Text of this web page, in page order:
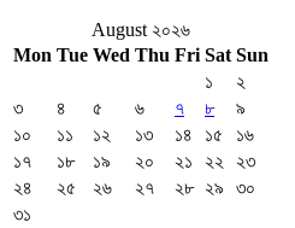
August ২০২৬
Mon Tue Wed Thu Fri Sat Sun
১
২
৩
৪ ৫ ৬ ৭ ৮
৯
১০
১১ ১২ ১৩ ১৪ ১৫
১৬
১৭
১৮ ১৯ ২০ ২১ ২২
২৩
২৪
২৫ ২৬ ২৭ ২৮ ২৯
৩০
৩১